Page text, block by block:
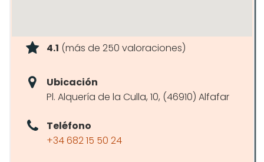
4.1 (más de 250 valoraciones)
Ubicación
Pl. Alquería de la Culla, 10, (46910) Alfafar
Teléfono
+34 682 15 50 24